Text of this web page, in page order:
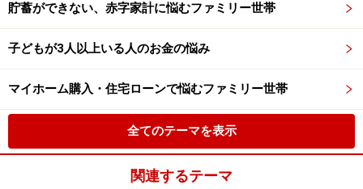
貯蓄ができない、赤字家計に悩むファミリー世帯
子どもが3人以上いる人のお金の悩み
マイホーム購入・住宅ローンで悩むファミリー世帯
全てのテーマを表示
関連するテーマ